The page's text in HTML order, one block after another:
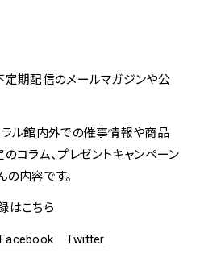
定期配信のメールマガジンや公
ラル館内外での催事情報や商品
コラム、プレゼントキャンペーン
内容です。
はこちら
Facebook Twitter